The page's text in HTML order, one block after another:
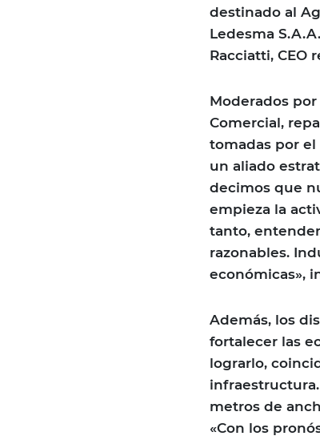
destinado al
Ledesma
Racciatti, CEO
Moderados
Comercial,
tomadas por
un aliado
decimos que
empieza la
tanto,
razonables.
económicas»,
Además, los
fortalecer las
lograrlo,
metros de
«Con los